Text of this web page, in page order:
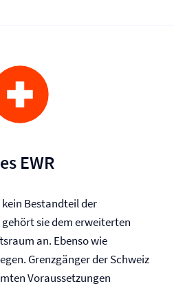
EWR
kein Bestandteil der
sie dem erweiterten
an. Ebenso wie
Grenzgänger der Schweiz
Voraussetzungen